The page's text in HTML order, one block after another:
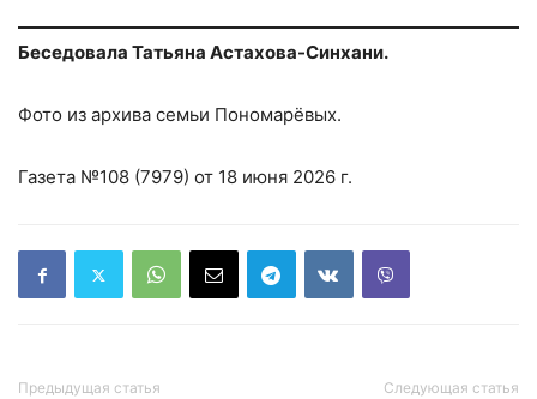
Беседовала Татьяна Астахова-Синхани.
Фото из архива семьи Пономарёвых.
Газета №108 (7979) от 18 июня 2026 г.
Предыдущая статья Следующая статья